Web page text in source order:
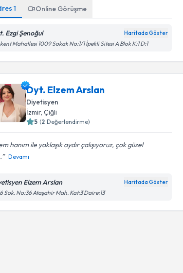
1 Online Görüşme
Ezgi Şenoğul Haritada Göster
Mahallesi 1009 Sokak No:1/1 İpekli Sitesi A Blok K:1 D:1
Dyt. Elzem Arslan
Diyetisyen
İzmir, Çiğli
5 (2 Değerlendirme)
hanım ile yaklaşık aydır çalışıyoruz, çok güzel
Devamı
Elzem Arslan Haritada Göster
Sok. No:36 Ataşahir Mah. Kat:3 Daire:13